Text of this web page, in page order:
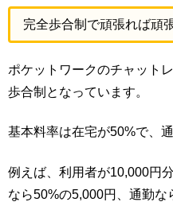
完全歩合制で頑張れば頑
ポケットワークのチャット
歩合制となっています。
基本料率は在宅が50%で、
例えば、利用者が10,000円
なら50%の5,000円、通勤な